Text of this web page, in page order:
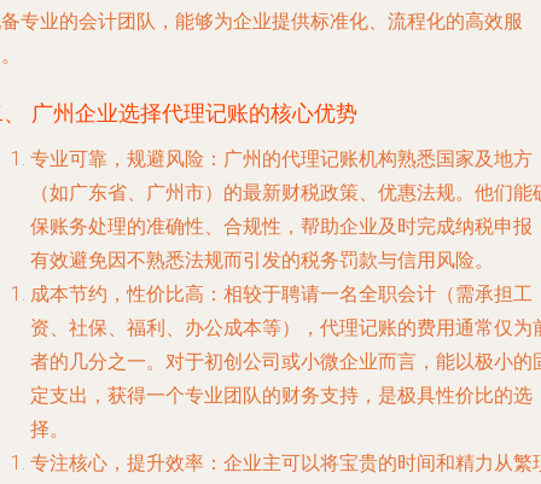
专业的会计团队，能够为企业提供标准化、流程化的高效服
广州企业选择代理记账的核心优势
专业可靠，规避风险 ：广州的代理记账机构熟悉国家及地方
（如广东省、广州市）的最新财税政策、优惠法规。他们能
保账务处理的准确性、合规性，帮助企业及时完成纳税申报
有效避免因不熟悉法规而引发的税务罚款与信用风险。
成本节约，性价比高 ：相较于聘请一名全职会计（需承担工
资、社保、福利、办公成本等），代理记账的费用通常仅为
者的几分之一。对于初创公司或小微企业而言，能以极小的
定支出，获得一个专业团队的财务支持，是极具性价比的选
择。
专注核心，提升效率 ：企业主可以将宝贵的时间和精力从繁